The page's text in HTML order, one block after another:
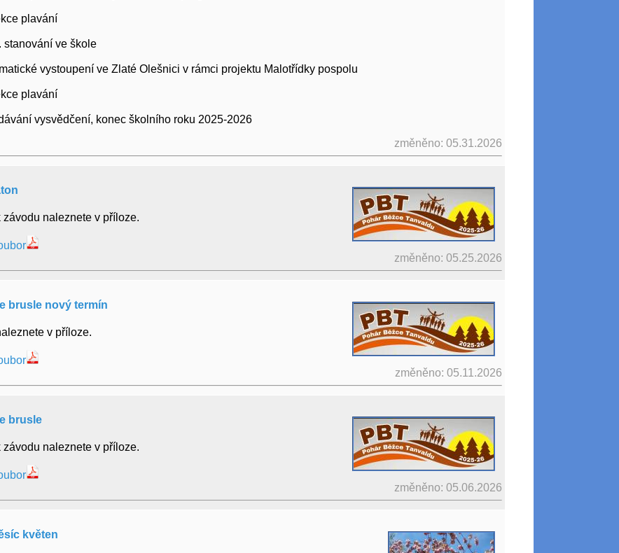
plavání
stanování ve škole
vystoupení ve Zlaté Olešnici v rámci projektu Malotřídky pospolu
plavání
vysvědčení, konec školního roku 2025-2026
změněno: 05.31.2026
závodu naleznete v příloze.
změněno: 05.25.2026
brusle nový termín
v příloze.
změněno: 05.11.2026
brusle
závodu naleznete v příloze.
změněno: 05.06.2026
květen